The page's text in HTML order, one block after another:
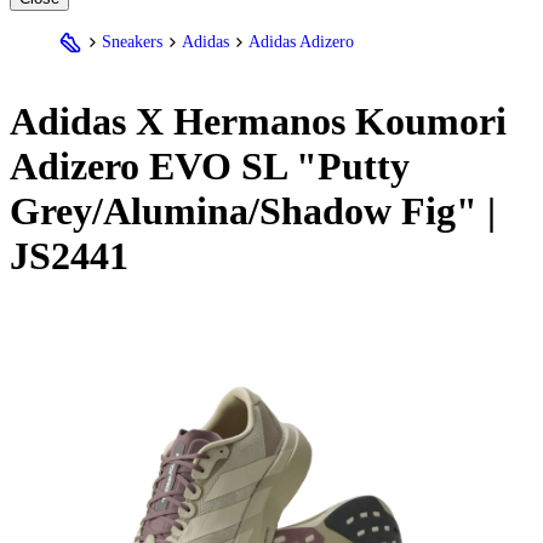
Sneakers Adidas Adidas Adizero
Adidas X Hermanos Koumori
Adizero EVO SL "Putty
Grey/Alumina/Shadow Fig" |
JS2441